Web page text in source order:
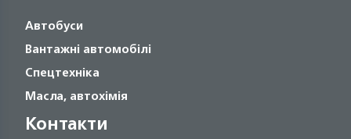
Автобуси
Вантажні автомобілі
Спецтехніка
Масла, автохімія
Контакти